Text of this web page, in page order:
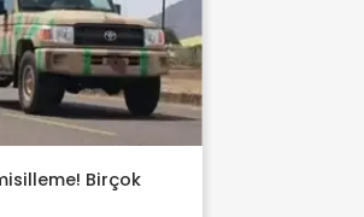
Birçok